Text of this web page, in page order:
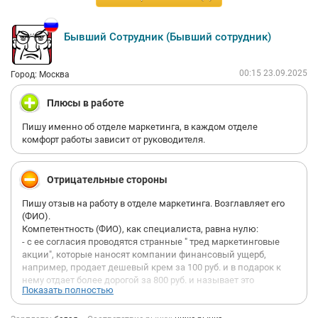
Бывший Сотрудник (Бывший сотрудник)
Город: Москва 00:15 23.09.2025
Плюсы в работе
Пишу именно об отделе маркетинга, в каждом отделе
комфорт работы зависит от руководителя.
Отрицательные стороны
Пишу отзыв на работу в отделе маркетинга. Возглавляет его
(ФИО).
Компетентность (ФИО), как специалиста, равна нулю:
- c ее согласия проводятся странные " тред маркетинговые
акции", которые наносят компании финансовый ущерб,
например, продает дешевый крем за 100 руб. и в подарок к
нему отдает более дорогой за 800 руб. и называет это
рекламой.
- устраивала "ивент" мероприятие - списала товар на два
Показать полностью